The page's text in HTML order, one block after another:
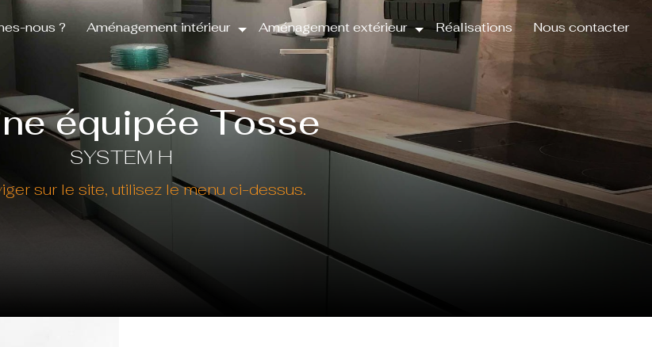
nous ? Aménagement intérieur Aménagement extérieur Réalisations Nous contacter
équipée Tosse
SYSTEM H